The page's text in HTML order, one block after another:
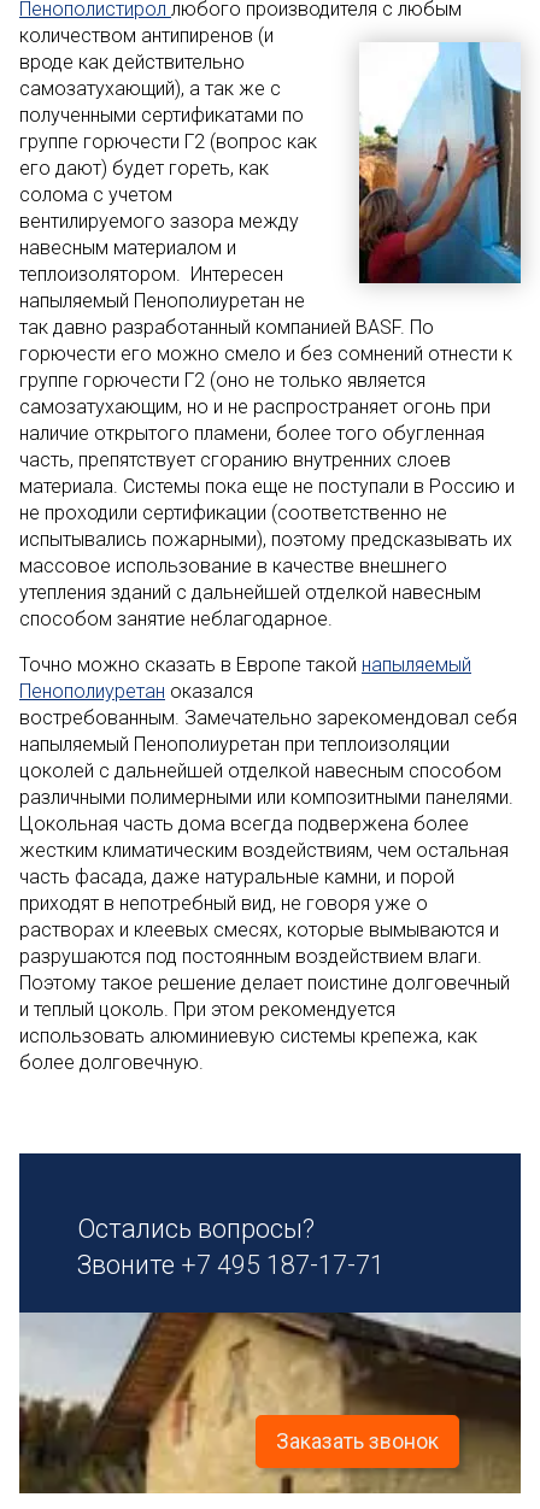
Пенополистирол любого производителя с любым
количеством антипиренов (и
вроде как действительно
самозатухающий), а так же с
полученными сертификатами по
группе горючести Г2 (вопрос как
его дают) будет гореть, как
солома с учетом
вентилируемого зазора между
навесным материалом и
теплоизолятором. Интересен
напыляемый Пенополиуретан не
так давно разработанный компанией BASF. По
горючести его можно смело и без сомнений отнести к
группе горючести Г2 (оно не только является
самозатухающим, но и не распространяет огонь при
наличие открытого пламени, более того обугленная
часть, препятствует сгоранию внутренних слоев
материала. Системы пока еще не поступали в Россию и
не проходили сертификации (соответственно не
испытывались пожарными), поэтому предсказывать их
массовое использование в качестве внешнего
утепления зданий с дальнейшей отделкой навесным
способом занятие неблагодарное.
Точно можно сказать в Европе такой напыляемый
Пенополиуретан оказался
востребованным. Замечательно зарекомендовал себя
напыляемый Пенополиуретан при теплоизоляции
цоколей с дальнейшей отделкой навесным способом
различными полимерными или композитными панелями.
Цокольная часть дома всегда подвержена более
жестким климатическим воздействиям, чем остальная
часть фасада, даже натуральные камни, и порой
приходят в непотребный вид, не говоря уже о
растворах и клеевых смесях, которые вымываются и
разрушаются под постоянным воздействием влаги.
Поэтому такое решение делает поистине долговечный
и теплый цоколь. При этом рекомендуется
использовать алюминиевую системы крепежа, как
более долговечную.
Остались вопросы?
Звоните +7 495 187-17-71
Заказать звонок